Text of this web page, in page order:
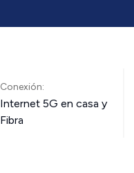
Conexión:
Internet 5G en casa y
Fibra